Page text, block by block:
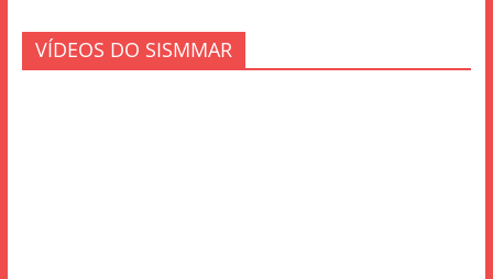
VÍDEOS DO SISMMAR